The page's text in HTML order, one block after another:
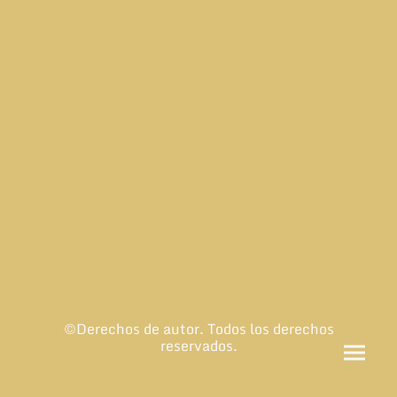
©Derechos de autor. Todos los derechos
reservados.